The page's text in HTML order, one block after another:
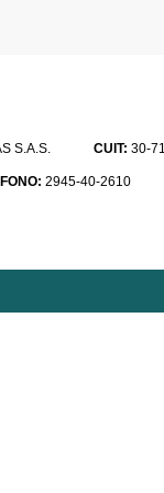
S.A.S. CUIT: 30-
2945-40-2610